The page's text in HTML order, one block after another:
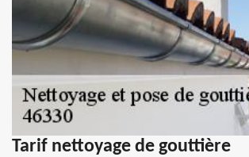
Tarif nettoyage de gouttière